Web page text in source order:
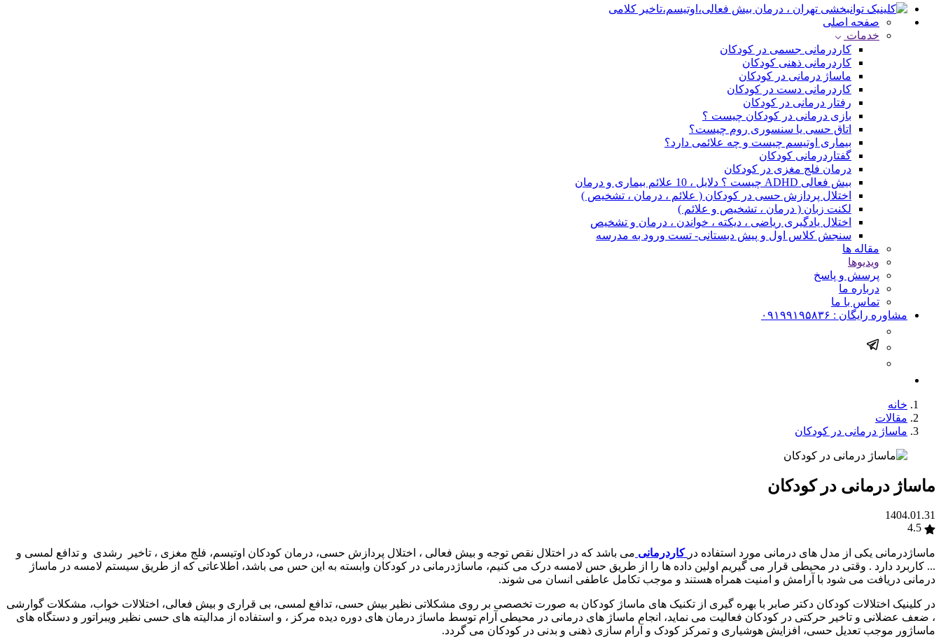
صفحه اصلی
خدمات
کاردرمانی جسمی در کودکان
کاردرمانی ذهنی کودکان
ماساژ درمانی در کودکان
کاردرمانی دست در کودکان
رفتار درمانی در کودکان
بازی درمانی در کودکان چیست ؟
اتاق حسی یا سنسوری روم چیست؟
بیماری اوتیسم چیست و چه علائمی دارد؟
گفتاردرمانی کودکان
درمان فلج مغزی در کودکان
بیش فعالی ADHD چیست ؟ دلایل ، 10 علائم بیماری و درمان
اختلال پردازش حسی در کودکان ( علائم ، درمان ، تشخیص )
لکنت زبان ( درمان ، تشخیص و علائم )
اختلال یادگیری ریاضی ، دیکته ، خواندن ، درمان و تشخیص
سنجش کلاس اول و پیش دبستانی- تست ورود به مدرسه
مقاله ها
ویدیوها
پرسش و پاسخ
درباره ما
تماس با ما
مشاوره رایگان : ۰۹۱۹۹۱۹۵۸۳۶
خانه
مقالات
ماساژ درمانی در کودکان
ماساژ درمانی در کودکان
1404.01.31
4.5
ماساژدرمانی یکی از مدل های درمانی مورد استفاده در کاردرمانی می باشد که در اختلال نقص توجه و بیش فعالی ، اختلال پردازش حسی، درمان کودکان اوتیسم، فلج مغزی ، تاخیر رشدی و تدافع لمسی و
... کاربرد دارد . وقتی در محیطی قرار می گیریم اولین داده ها را از طریق حس لامسه درک می کنیم، ماساژدرمانی در کودکان وابسته به این حس می باشد، اطلاعاتی که از طریق سیستم لامسه در ماساژ
درمانی دریافت می شود با آرامش و امنیت همراه هستند و موجب تکامل عاطفی انسان می شوند.
در کلینیک اختلالات کودکان دکتر صابر با بهره گیری از تکنیک های ماساژ کودکان به صورت تخصصی بر روی مشکلاتی نظیر بیش حسی، تدافع لمسی، بی قراری و بیش فعالی، اختلالات خواب، مشکلات گوارشی
، ضعف عضلانی و تاخیر حرکتی در کودکان فعالیت می نماید، انجام ماساژ های درمانی در محیطی آرام توسط ماساژ درمان های دوره دیده مرکز ، و استفاده از مدالیته های حسی نظیر ویبراتور و دستگاه های
ماساژور موجب تعدیل حسی، افزایش هوشیاری و تمرکز کودک و آرام سازی ذهنی و بدنی در کودکان می گردد.